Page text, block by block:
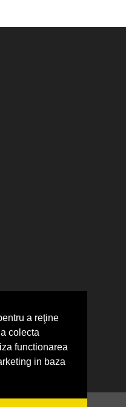
a reţine
colecta
functionarea
in baza